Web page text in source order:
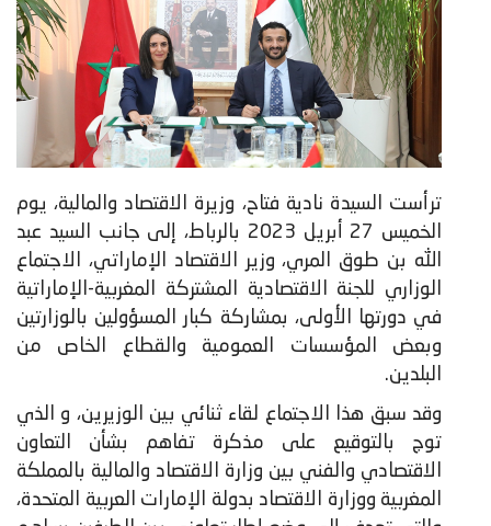
ترأست السيدة نادية فتاح، وزيرة الاقتصاد والمالية، يوم
الخميس 27 أبريل 2023 بالرباط، إلى جانب السيد عبد
الله بن طوق المري، وزير الاقتصاد الإماراتي، الاجتماع
الوزاري للجنة الاقتصادية المشتركة المغربية-الإماراتية
في دورتها الأولى، بمشاركة كبار المسؤولين بالوزارتين
وبعض المؤسسات العمومية والقطاع الخاص من
البلدين.
وقد سبق هذا الاجتماع لقاء ثنائي بين الوزيرين، و الذي
توج بالتوقيع على مذكرة تفاهم بشأن التعاون
الاقتصادي والفني بين وزارة الاقتصاد والمالية بالمملكة
المغربية ووزارة الاقتصاد بدولة الإمارات العربية المتحدة،